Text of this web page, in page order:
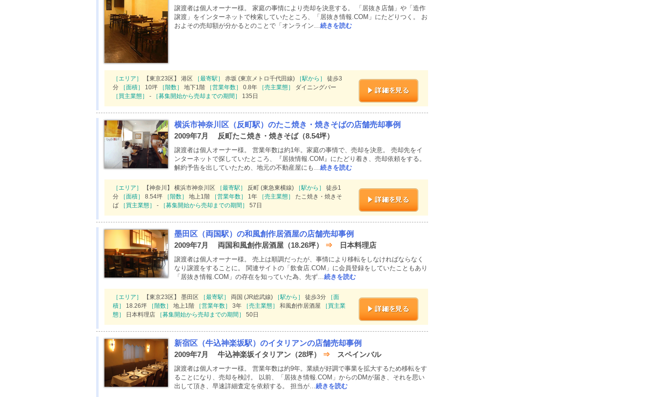
譲渡者は個人オーナー様。 家庭の事情により売却を決意する。 「居抜き店舗」や「造作
譲渡」をインターネットで検索していたところ、「居抜き情報.COM」にたどりつく。 お
およその売却額が分かるとのことで「オンライン…続きを読む
［エリア］ 【東京23区】 港区 ［最寄駅］ 赤坂 (東京メトロ千代田線) ［駅から］
徒歩3
分
［面積］ 10坪 ［階数］ 地下1階 ［営業年数］ 0.8年 ［売主業態］
ダイニングバー
［買主業態］
- ［募集開始から売却までの期間］ 135日
横浜市神奈川区（反町駅）のたこ焼き・焼きそばの店舗売却事例
2009年7月 反町たこ焼き・焼きそば（8.54坪）
譲渡者は個人オーナー様。 営業年数は約1年。家庭の事情で、売却を決意。 売却先をイ
ンターネットで探していたところ、『居抜情報.COM』にたどり着き、売却依頼をする。
解約予告を出していたため、地元の不動産屋にも…続きを読む
［エリア］ 【神奈川】 横浜市神奈川区 ［最寄駅］ 反町 (東急東横線) ［駅から］
徒歩1
分
［面積］ 8.54坪 ［階数］ 地上1階 ［営業年数］ 1年 ［売主業態］
たこ焼き・焼きそ
ば
［買主業態］ - ［募集開始から売却までの期間］ 57日
墨田区（両国駅）の和風創作居酒屋の店舗売却事例
2009年7月 両国和風創作居酒屋（18.26坪）
⇒ 日本料理店
譲渡者は個人オーナー様。 売上は順調だったが、事情により移転をしなければならなく
なり譲渡をすることに。 関連サイトの「飲食店.COM」に会員登録をしていたこともあり
「居抜き情報.COM」の存在を知っていた為、先ず…続きを読む
［エリア］ 【東京23区】 墨田区 ［最寄駅］ 両国 (JR総武線) ［駅から］ 徒歩3分
［面
積］
18.26坪 ［階数］ 地上1階 ［営業年数］ 3年 ［売主業態］ 和風創作居酒屋
［買主業
態］
日本料理店 ［募集開始から売却までの期間］ 50日
新宿区（牛込神楽坂駅）のイタリアンの店舗売却事例
2009年7月 牛込神楽坂イタリアン（28坪）
⇒ スペインバル
譲渡者は個人オーナー様。 営業年数は約9年。業績が好調で事業を拡大するため移転をす
ることになり、売却を検討。 以前、「居抜き情報.COM」からのDMが届き、それを思い
出して頂き、早速詳細査定を依頼する。 担当が…続きを読む